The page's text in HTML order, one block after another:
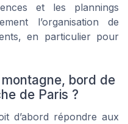
et les plannings
l’organisation de
en particulier pour
bord de
de Paris ?
d’abord répondre aux